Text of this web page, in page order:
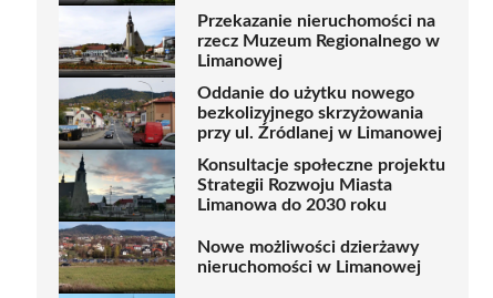
Przekazanie nieruchomości na
rzecz Muzeum Regionalnego w
Limanowej
Oddanie do użytku nowego
bezkolizyjnego skrzyżowania
przy ul. Źródlanej w Limanowej
Konsultacje społeczne projektu
Strategii Rozwoju Miasta
Limanowa do 2030 roku
Nowe możliwości dzierżawy
nieruchomości w Limanowej